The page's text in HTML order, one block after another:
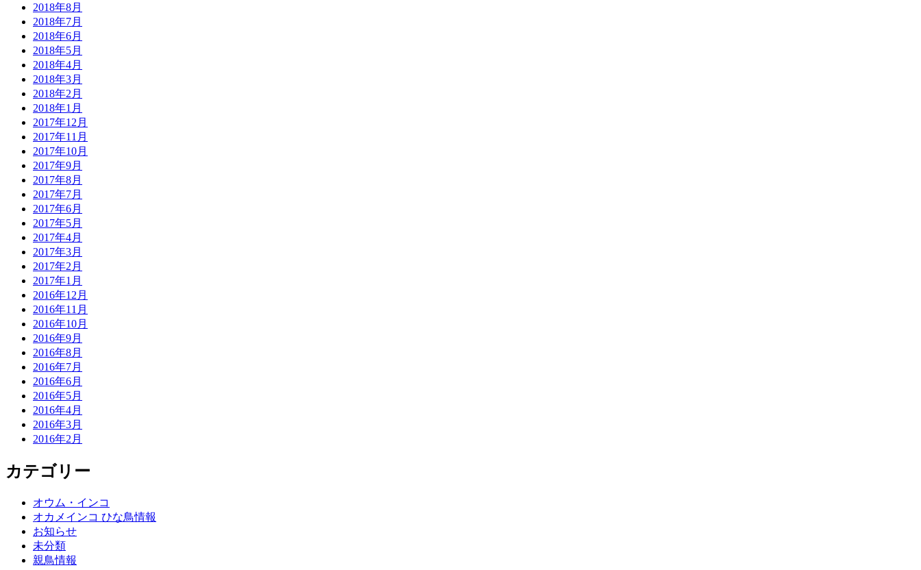
2018年8月
2018年7月
2018年6月
2018年5月
2018年4月
2018年3月
2018年2月
2018年1月
2017年12月
2017年11月
2017年10月
2017年9月
2017年8月
2017年7月
2017年6月
2017年5月
2017年4月
2017年3月
2017年2月
2017年1月
2016年12月
2016年11月
2016年10月
2016年9月
2016年8月
2016年7月
2016年6月
2016年5月
2016年4月
2016年3月
2016年2月
カテゴリー
オウム・インコ
オカメインコ ひな鳥情報
お知らせ
未分類
親鳥情報